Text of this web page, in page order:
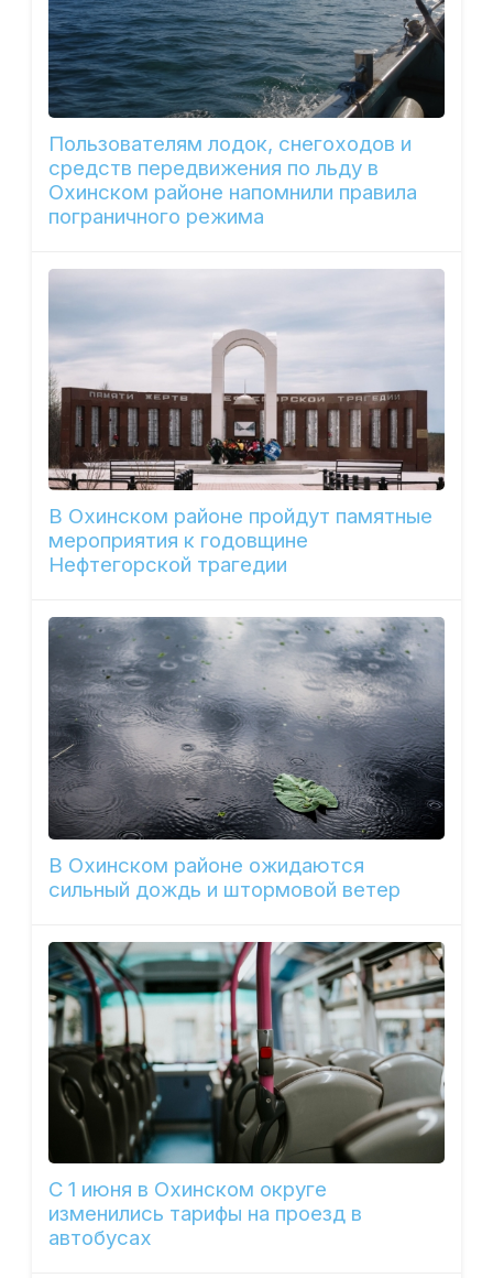
Пользователям лодок, снегоходов и
средств передвижения по льду в
Охинском районе напомнили правила
пограничного режима
В Охинском районе пройдут памятные
мероприятия к годовщине
Нефтегорской трагедии
В Охинском районе ожидаются
сильный дождь и штормовой ветер
С 1 июня в Охинском округе
изменились тарифы на проезд в
автобусах